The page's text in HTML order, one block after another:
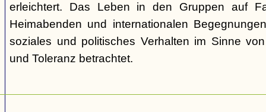
erleichtert. Das Leben in den Gruppen auf
Heimabenden und internationalen
soziales und politisches Verhalten im Sinne
und Toleranz betrachtet.